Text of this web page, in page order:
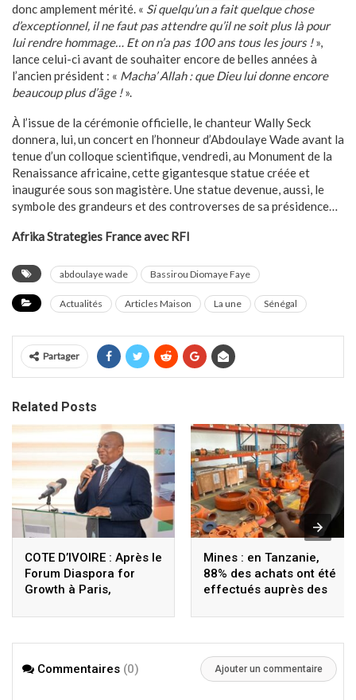
donc amplement mérité. « Si quelqu’un a fait quelque chose
d’exceptionnel, il ne faut pas attendre qu’il ne soit plus là pour
lui rendre hommage… Et on n’a pas 100 ans tous les jours !»,
lance celui-ci avant de souhaiter encore de belles années à
l’ancien président : « Macha’ Allah : que Dieu lui donne encore
beaucoup plus d’âge !».
À l’issue de la cérémonie officielle, le chanteur Wally Seck
donnera, lui, un concert en l’honneur d’Abdoulaye Wade avant la
tenue d’un colloque scientifique, vendredi, au Monument de la
Renaissance africaine, cette gigantesque statue créée et
inaugurée sous son magistère. Une statue devenue, aussi, le
symbole des grandeurs et des controverses de sa présidence…
Afrika Strategies France avec RFI
abdoulaye wade Bassirou Diomaye Faye
Actualités Articles Maison La une Sénégal
Partager
Related Posts
COTE D’IVOIRE : Après le
Forum Diaspora for
Growth à Paris,
Sigmicom à Abidjan
Mines : en Tanzanie,
88% des achats ont été
effectués auprès des
Commentaires (0) Ajouter un commentaire